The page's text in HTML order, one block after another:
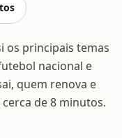
os principais temas
nacional e
quem renova e
de 8 minutos.